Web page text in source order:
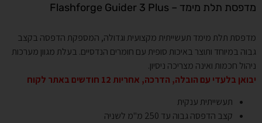
מדפסת תלת מימד – Flashforge Guider 3 Plus
מדפסת תלת מימד תעשייתית מקצועית וגדולה, המספקת הדפסה בקצב
גבוה במיוחד ותוצר באיכות סופית עם חומרים הנדסיים. בעלת מגוון מערכות
ניהול חכמות ואינה מצריכה ניסיון.
יבואן בלעדי עם הובלה, הדרכה, אחריות 12 חודשים באתר לקוח
תעשייתית ענקית
קצב הדפסה גבוה עד 250 מ"מ לשניה